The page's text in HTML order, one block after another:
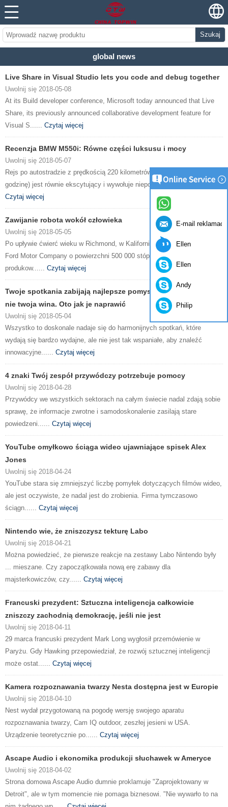
Szukaj
global news
Live Share in Visual Studio lets you code and debug together
Uwolnij się 2018-05-08
At its Build developer conference, Microsoft today announced that Live
Share, its previously announced collaborative development feature for
Visual S...... Czytaj więcej
Recenzja BMW M550i: Równe części luksusu i mocy
Uwolnij się 2018-05-07
Rejs po autostradzie z prędkością 220 kilometrów na godzinę (136 mil na
godzinę) jest równie ekscytujący i wywołuje niepokój, ponieważ mój......
Czytaj więcej
Zawijanie robota wokół człowieka
Uwolnij się 2018-05-05
Po upływie ćwierć wieku w Richmond, w Kalifornii, zakład montażowy
Ford Motor Company o powierzchni 500 000 stóp kwadratowych przestał
produkow...... Czytaj więcej
Twoje spotkania zabijają najlepsze pomysły pracowników. To
nie twoja wina. Oto jak je naprawić
Uwolnij się 2018-05-04
Wszystko to doskonale nadaje się do harmonijnych spotkań, które
wydają się bardzo wydajne, ale nie jest tak wspaniałe, aby znaleźć
innowacyjne...... Czytaj więcej
4 znaki Twój zespół przywódczy potrzebuje pomocy
Uwolnij się 2018-04-28
Przywódcy we wszystkich sektorach na całym świecie nadal zdają sobie
sprawę, że informacje zwrotne i samodoskonalenie zasilają stare
powiedzeni...... Czytaj więcej
YouTube omyłkowo ściąga wideo ujawniające spisek Alex
Jones
Uwolnij się 2018-04-24
YouTube stara się zmniejszyć liczbę pomyłek dotyczących filmów wideo,
ale jest oczywiste, że nadal jest do zrobienia. Firma tymczasowo
ściągn...... Czytaj więcej
Nintendo wie, że zniszczysz tekturę Labo
Uwolnij się 2018-04-21
Można powiedzieć, że pierwsze reakcje na zestawy Labo Nintendo były
... mieszane. Czy zapoczątkowała nową erę zabawy dla
majsterkowiczów, czy...... Czytaj więcej
Francuski prezydent: Sztuczna inteligencja całkowicie
zniszczy zachodnią demokrację, jeśli nie jest
Uwolnij się 2018-04-11
29 marca francuski prezydent Mark Long wygłosił przemówienie w
Paryżu. Gdy Hawking przepowiedział, że rozwój sztucznej inteligencji
może ostat...... Czytaj więcej
Kamera rozpoznawania twarzy Nesta dostępna jest w Europie
Uwolnij się 2018-04-10
Nest wydał przygotowaną na pogodę wersję swojego aparatu
rozpoznawania twarzy, Cam IQ outdoor, zeszłej jesieni w USA.
Urządzenie teoretycznie po...... Czytaj więcej
Ascape Audio i ekonomika produkcji słuchawek w Ameryce
Uwolnij się 2018-04-02
Strona domowa Ascape Audio dumnie proklamuje "Zaprojektowany w
Detroit", ale w tym momencie nie pomaga biznesowi. "Nie wywarło to na
E-mail reklamacji
Ellen
Ellen
Andy
Philip